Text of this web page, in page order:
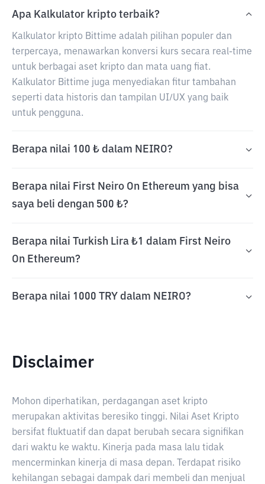
Apa Kalkulator kripto terbaik?
Kalkulator kripto Bittime adalah pilihan populer dan
terpercaya, menawarkan konversi kurs secara real-time
untuk berbagai aset kripto dan mata uang fiat.
Kalkulator Bittime juga menyediakan fitur tambahan
seperti data historis dan tampilan UI/UX yang baik
untuk pengguna.
Berapa nilai 100 ₺ dalam NEIRO?
Berapa nilai First Neiro On Ethereum yang bisa
saya beli dengan 500 ₺?
Berapa nilai Turkish Lira ₺1 dalam First Neiro
On Ethereum?
Berapa nilai 1000 TRY dalam NEIRO?
Disclaimer
Mohon diperhatikan, perdagangan aset kripto
merupakan aktivitas beresiko tinggi. Nilai Aset Kripto
bersifat fluktuatif dan dapat berubah secara signifikan
dari waktu ke waktu. Kinerja pada masa lalu tidak
mencerminkan kinerja di masa depan. Terdapat risiko
kehilangan sebagai dampak dari membeli dan menjual